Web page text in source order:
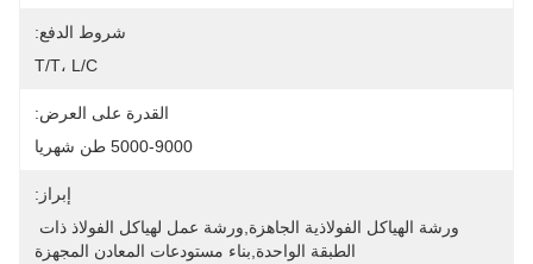
شروط الدفع:
T/T، L/C
القدرة على العرض:
5000-9000 طن شهريا
إبراز:
الطبقة الواحدة,بناء مستودعات المعادن المجهزة